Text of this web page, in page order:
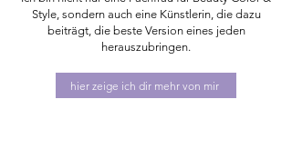
Style, sondern auch eine Künstlerin, die dazu
beiträgt, die beste Version eines jeden
herauszubringen.
hier zeige ich dir mehr von mir